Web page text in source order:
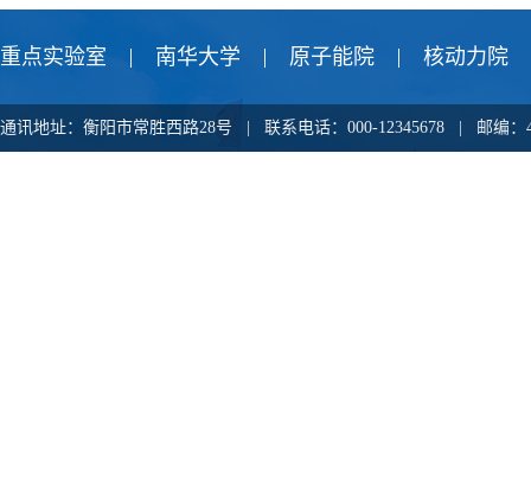
重点实验室 南华大学 原子能院 核动力院
通讯地址：衡阳市常胜西路28号 | 联系电话：000-12345678 | 邮